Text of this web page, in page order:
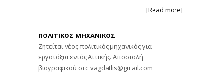
[Read more]
ΠΟΛΙΤΙΚΟΣ ΜΗΧΑΝΙΚΟΣ
Ζητείται νέος πολιτικός μηχανικός για
εργοτάξια εντός Αττικής. Αποστολή
βιογραφικού στο vagdatlis@gmail.com